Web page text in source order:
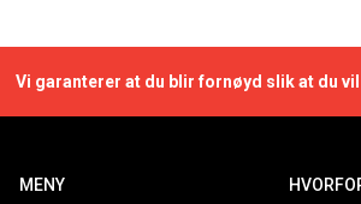
Vi garanterer at du blir fornøyd slik at du
MENY